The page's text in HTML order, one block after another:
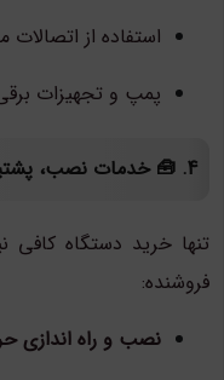
استفاده از
پمپ و تجهیزات
4. 🧰 خدمات نصب، پشتیبانی و گارانتی معتبر
تنها خرید دستگاه
فروشنده:
نصب و راه اندازی